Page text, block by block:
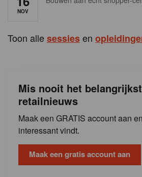
NOV
Toon allesessiesen
Mis nooit het
retailnieuws
Maak een GRATIS account aan
interessant vindt.
Maak een gratis account aan